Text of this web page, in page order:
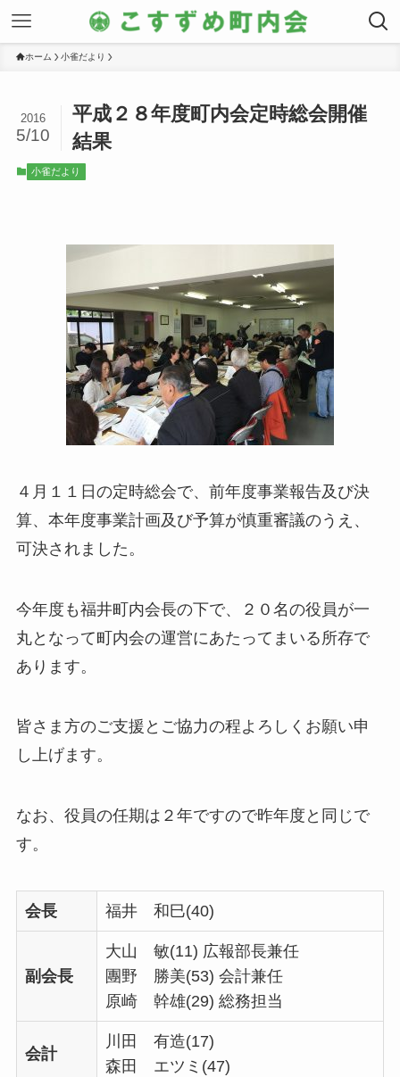
ホーム 小雀だより
平成２８年度町内会定時総会開催
結果
2016
5/10
小雀だより
４月１１日の定時総会で、前年度事業報告及び決
算、本年度事業計画及び予算が慎重審議のうえ、
可決されました。
今年度も福井町内会長の下で、２０名の役員が一
丸となって町内会の運営にあたってまいる所存で
あります。
皆さま方のご支援とご協力の程よろしくお願い申
し上げます。
なお、役員の任期は２年ですので昨年度と同じで
す。
会長 福井 和巳(40)
副会長
大山 敏(11) 広報部長兼任
團野 勝美(53) 会計兼任
原崎 幹雄(29) 総務担当
会計
川田 有造(17)
森田 エツミ(47)